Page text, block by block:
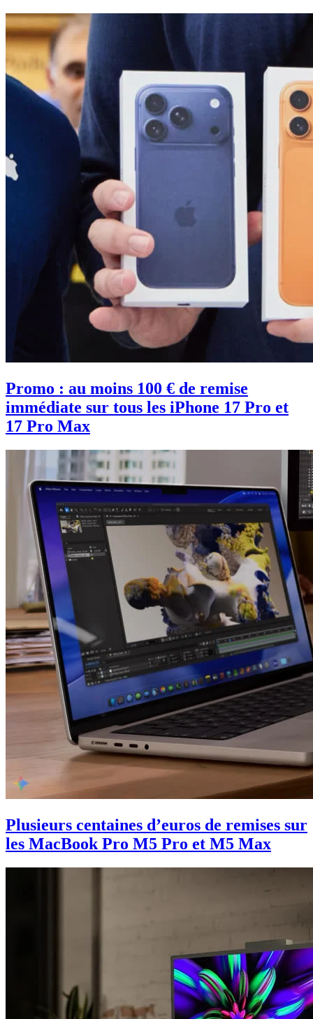
Promo : au moins 100 € de remise
immédiate sur tous les iPhone 17 Pro et
17 Pro Max
Plusieurs centaines d’euros de remises sur
les MacBook Pro M5 Pro et M5 Max